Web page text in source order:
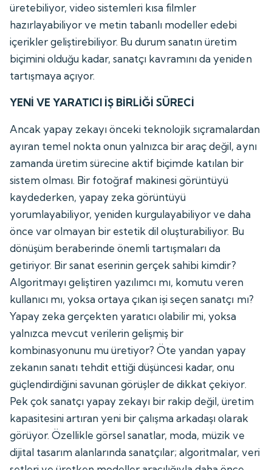
üretebiliyor, video sistemleri kısa filmler
hazırlayabiliyor ve metin tabanlı modeller edebi
içerikler geliştirebiliyor. Bu durum sanatın üretim
biçimini olduğu kadar, sanatçı kavramını da yeniden
tartışmaya açıyor.
YENİ VE YARATICI İŞ BİRLİĞİ SÜRECİ
Ancak yapay zekayı önceki teknolojik sıçramalardan
ayıran temel nokta onun yalnızca bir araç değil, aynı
zamanda üretim sürecine aktif biçimde katılan bir
sistem olması. Bir fotoğraf makinesi görüntüyü
kaydederken, yapay zeka görüntüyü
yorumlayabiliyor, yeniden kurgulayabiliyor ve daha
önce var olmayan bir estetik dil oluşturabiliyor. Bu
dönüşüm beraberinde önemli tartışmaları da
getiriyor. Bir sanat eserinin gerçek sahibi kimdir?
Algoritmayı geliştiren yazılımcı mı, komutu veren
kullanıcı mı, yoksa ortaya çıkan işi seçen sanatçı mı?
Yapay zeka gerçekten yaratıcı olabilir mi, yoksa
yalnızca mevcut verilerin gelişmiş bir
kombinasyonunu mu üretiyor? Öte yandan yapay
zekanın sanatı tehdit ettiği düşüncesi kadar, onu
güçlendirdiğini savunan görüşler de dikkat çekiyor.
Pek çok sanatçı yapay zekayı bir rakip değil, üretim
kapasitesini artıran yeni bir çalışma arkadaşı olarak
görüyor. Özellikle görsel sanatlar, moda, müzik ve
dijital tasarım alanlarında sanatçılar; algoritmalar, veri